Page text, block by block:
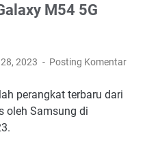
M54 5G
2023 Posting Komentar
perangkat terbaru dari
oleh Samsung di